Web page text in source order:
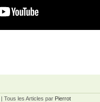
| Tous les Articles par Pierrot